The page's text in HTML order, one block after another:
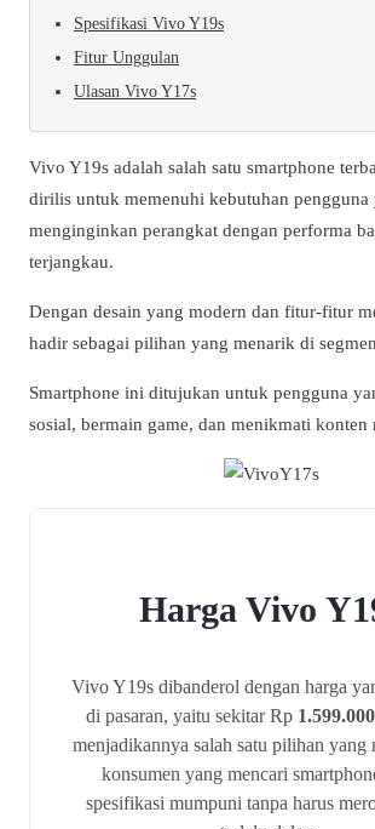
Spesifikasi Vivo Y19s
Fitur Unggulan
Ulasan Vivo Y17s
Vivo Y19s adalah salah satu smartphone
dirilis untuk memenuhi kebutuhan pengguna
menginginkan perangkat dengan performa
terjangkau.
Dengan desain yang modern dan fitur-fitur
hadir sebagai pilihan yang menarik di
Smartphone ini ditujukan untuk pengguna
sosial, bermain game, dan menikmati konten
Harga Vivo
Vivo Y19s dibanderol dengan harga
di pasaran, yaitu sekitar Rp 1.599.000
menjadikannya salah satu pilihan yang
konsumen yang mencari
spesifikasi mumpuni tanpa harus